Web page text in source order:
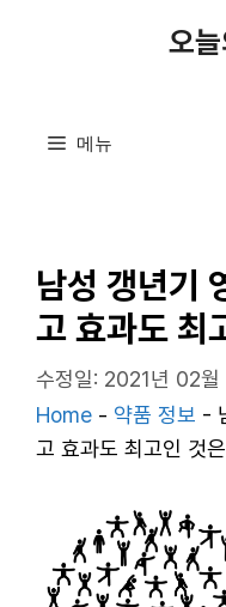
오
메뉴
남성 갱년기
고 효과도 최
수정일: 2021년 02월
Home - 약품 정보 -
고 효과도 최고인 것